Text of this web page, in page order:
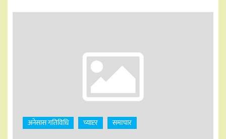
अनेसास गतिविधि च्याप्टर समाचार